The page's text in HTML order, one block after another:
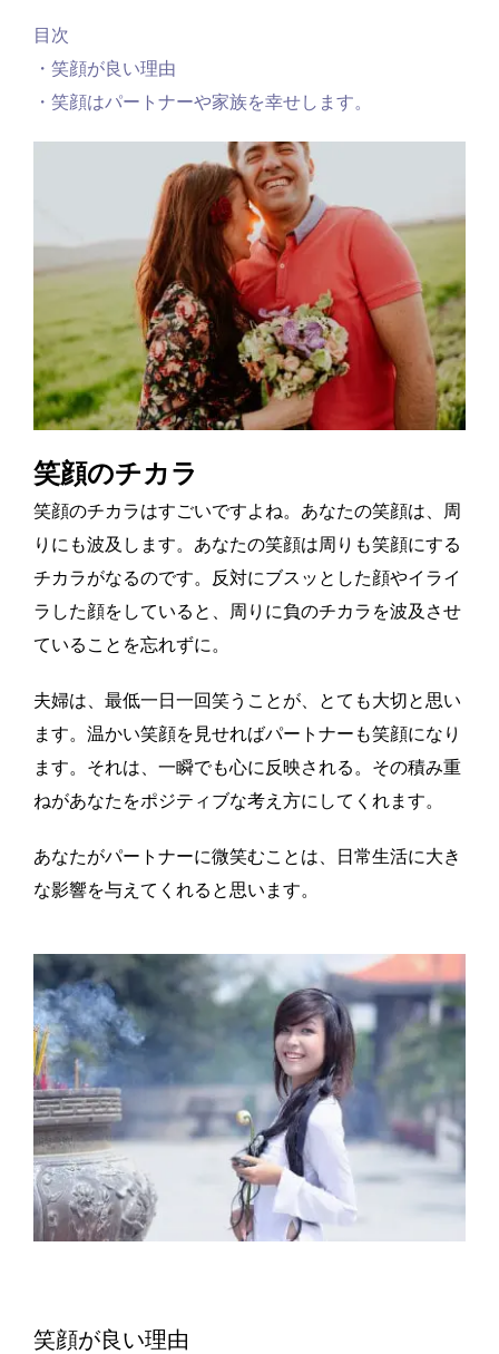
目次
・笑顔が良い理由
・笑顔はパートナーや家族を幸せします。
笑顔のチカラ
笑顔のチカラはすごいですよね。あなたの笑顔は、周
りにも波及します。あなたの笑顔は周りも笑顔にする
チカラがなるのです。反対にブスッとした顔やイライ
ラした顔をしていると、周りに負のチカラを波及させ
ていることを忘れずに。
夫婦は、最低一日一回笑うことが、とても大切と思い
ます。温かい笑顔を見せればパートナーも笑顔になり
ます。それは、一瞬でも心に反映される。その積み重
ねがあなたをポジティブな考え方にしてくれます。
あなたがパートナーに微笑むことは、日常生活に大き
な影響を与えてくれると思います。
笑顔が良い理由